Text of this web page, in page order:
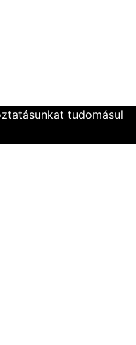
tudomásul